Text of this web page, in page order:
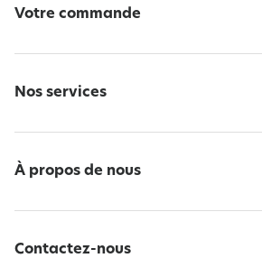
Votre commande
Nos services
À propos de nous
Contactez-nous